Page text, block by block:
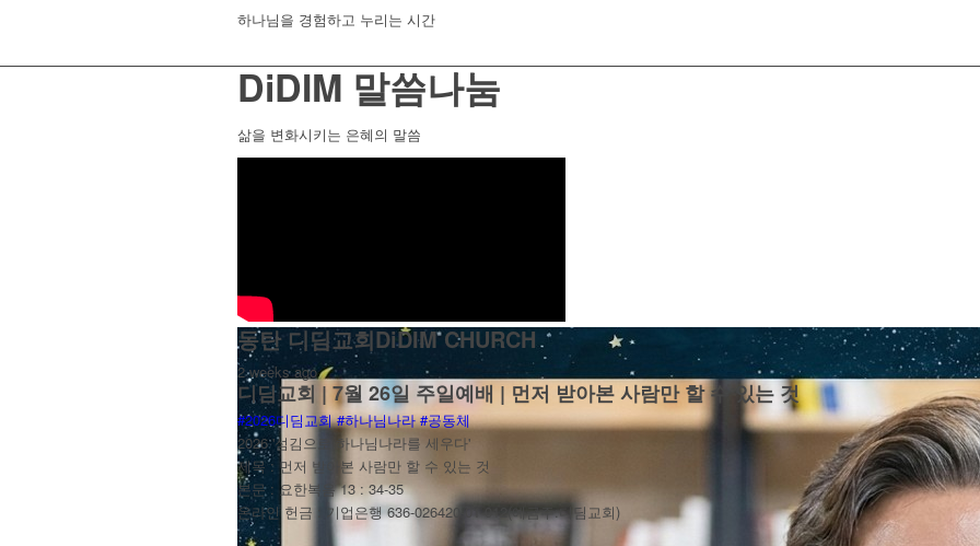
하나님을 경험하고 누리는 시간
DiDIM 말씀나눔
삶을 변화시키는 은혜의 말씀
동탄 디딤교회DiDIM CHURCH
2 weeks ago
디딤교회 | 7월 26일 주일예배 | 먼저 받아본 사람만 할 수 있는 것
#2026디딤교회 #하나님나라 #공동체
2026 '섬김으로 하나님나라를 세우다'
제목 : 먼저 받아본 사람만 할 수 있는 것
본문 : 요한복음 13 : 34-35
온라인 헌금 : 기업은행 636-026420-01-012(예금주:디딤교회)